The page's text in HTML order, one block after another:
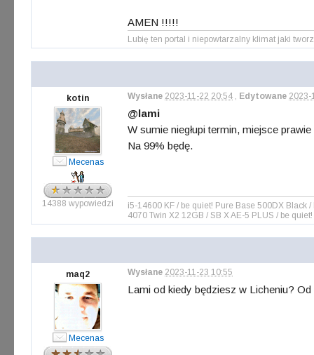
AMEN !!!!!
Lubię ten portal i niepowtarzalny klimat jaki
kotin
Mecenas
14388 wypowiedzi
Wysłane 2023-11-22 20:54 , Edytowane 2023-
@lami
W sumie niegłupi termin, miejsce
Na 99% będę.
i5-14600 KF / be quiet! Pure Base 500DX Black
4070 Twin X2 12GB / SB X AE-5 PLUS / be
maq2
Mecenas
Wysłane 2023-11-23 10:55
Lami od kiedy będziesz w Licheniu?